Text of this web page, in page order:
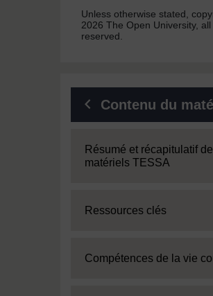
Unless otherwise stated,
2026 The Open University,
reserved.
Contenu du
Expand
Résumé et récapitulatif
matériels TESSA
Expand
Ressources clés
Expand
Compétences de la vie